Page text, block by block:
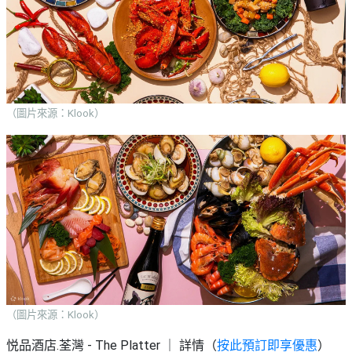
（圖片來源：Klook）
（圖片來源：Klook）
悦品酒店.荃灣 - The Platter ｜ 詳情（按此預訂即享優惠）